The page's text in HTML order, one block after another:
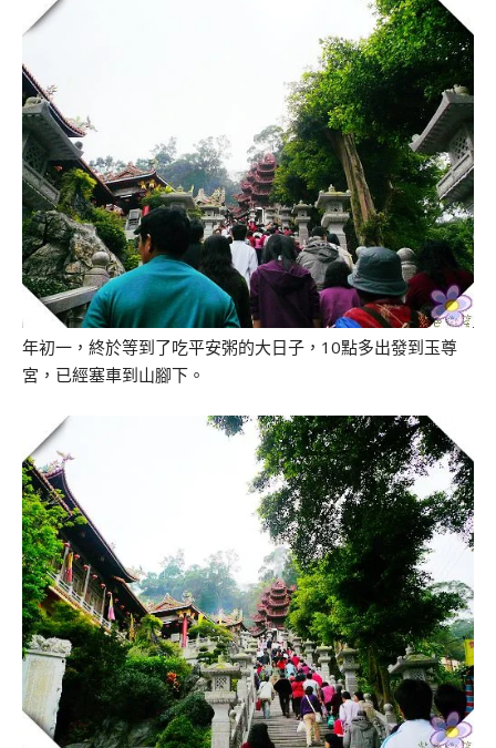
年初一，終於等到了吃平安粥的大日子，10點多出發到玉尊
宮，已經塞車到山腳下。